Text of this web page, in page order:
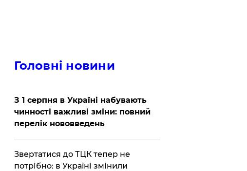
Головні новини
З 1 серпня в Україні набувають
чинності важливі зміни: повний
перелік нововведень
​Звертатися до ТЦК тепер не
потрібно: в Україні змінили